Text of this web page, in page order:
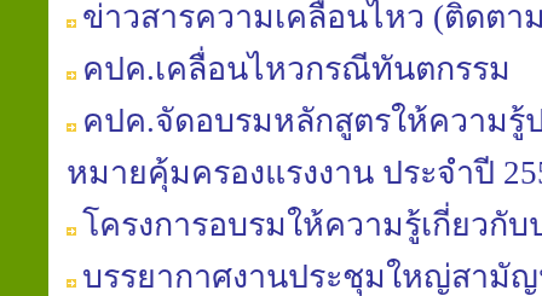
ข่าวสารความเคลื่อนไหว (ติดตา
คปค.เคลื่อนไหวกรณีทันตกรรม
คปค.จัดอบรมหลักสูตรให้ความรู้
หมายคุ้มครองแรงงาน ประจำปี
โครงการอบรมให้ความรู้เกี่ยวกั
บรรยากาศงานประชุมใหญ่สามัญ